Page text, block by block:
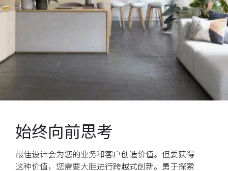
始终向前思考
最佳设计会为您的业务和客户创造价值。但要获得
这种价值，您需要大胆进行跨越式创新。勇于探索